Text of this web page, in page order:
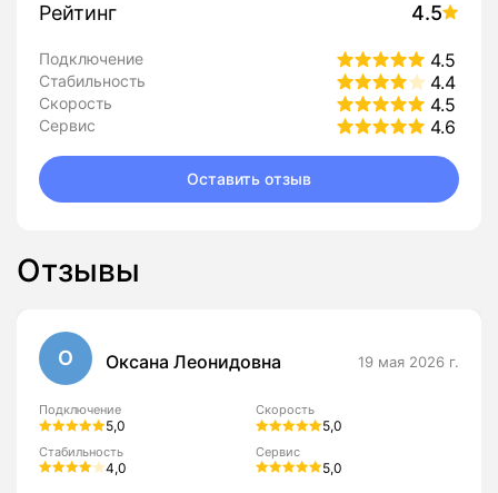
Рейтинг 4.5
Подключение 4.5
Стабильность 4.4
Скорость 4.5
Сервис 4.6
Оставить отзыв
Отзывы
О Оксана Леонидовна 19 мая 2026 г.
Подключение
5,0
Скорость
5,0
Стабильность
4,0
Сервис
5,0